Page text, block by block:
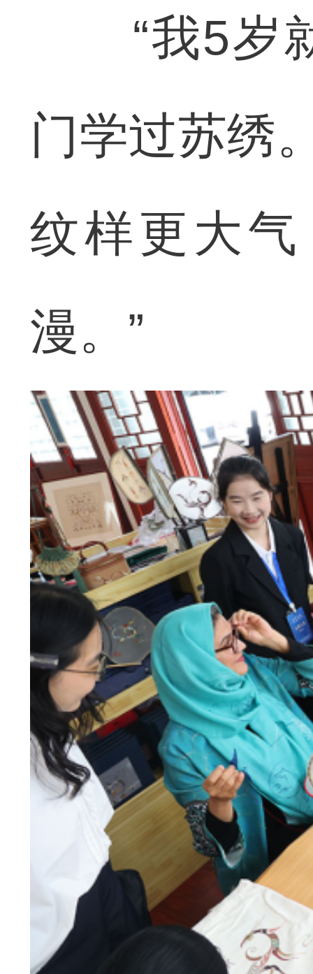
“我5岁就
门学过苏绣
纹样更大
漫。”